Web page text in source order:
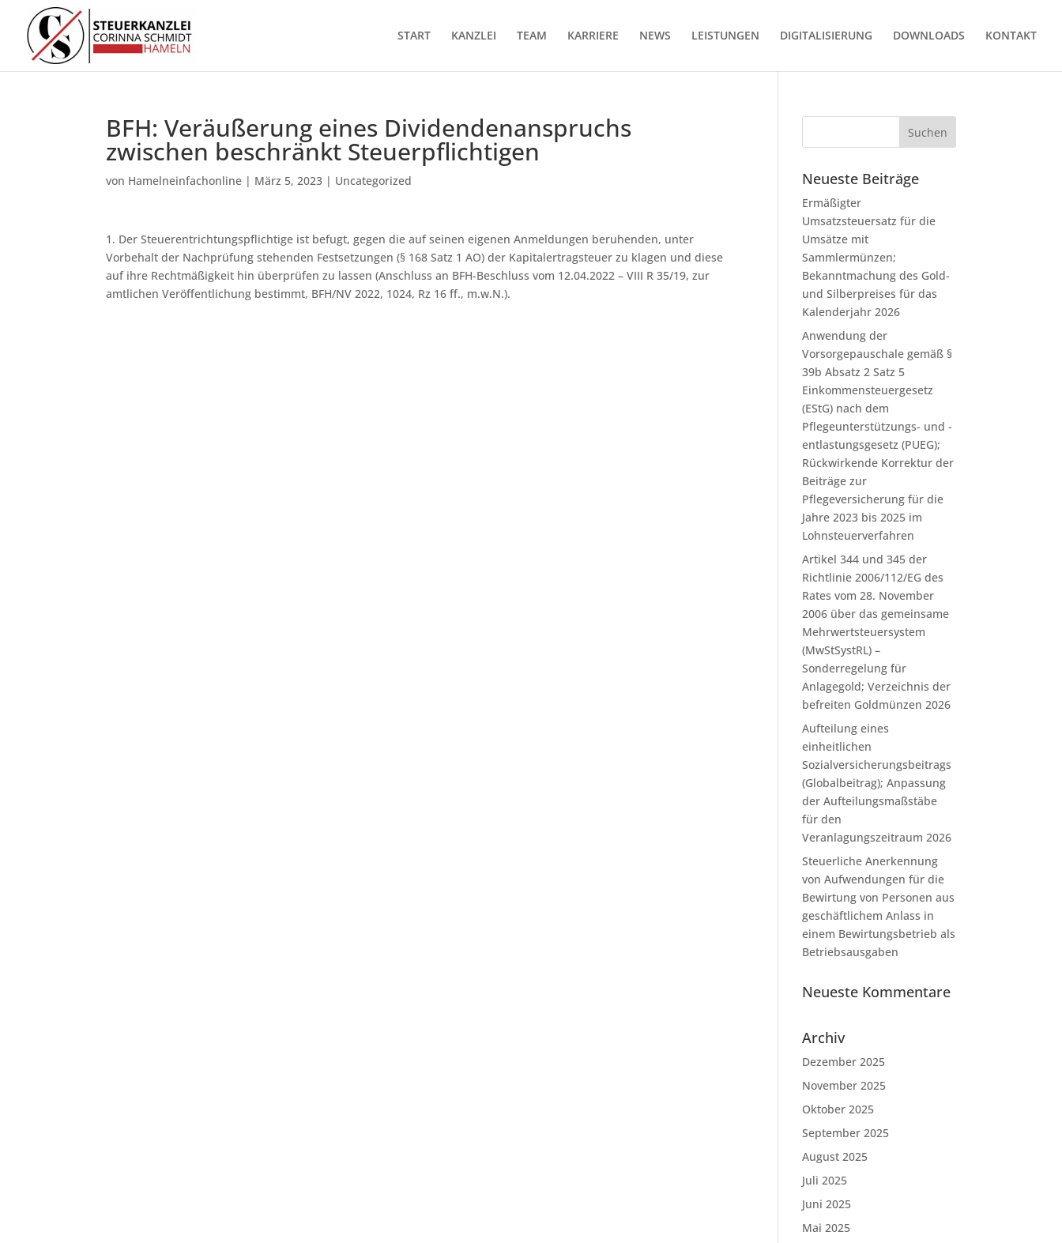
START KANZLEI TEAM KARRIERE NEWS LEISTUNGEN DIGITALISIERUNG DOWNLOADS KONTAKT
BFH: Veräußerung eines Dividendenanspruchs
zwischen beschränkt Steuerpflichtigen
von Hamelneinfachonline | März 5, 2023 | Uncategorized
1. Der Steuerentrichtungspflichtige ist befugt, gegen die auf seinen eigenen Anmeldungen beruhenden, unter
Vorbehalt der Nachprüfung stehenden Festsetzungen (§ 168 Satz 1 AO) der Kapitalertragsteuer zu klagen und diese
auf ihre Rechtmäßigkeit hin überprüfen zu lassen (Anschluss an BFH-Beschluss vom 12.04.2022 – VIII R 35/19, zur
amtlichen Veröffentlichung bestimmt, BFH/NV 2022, 1024, Rz 16 ff., m.w.N.).
Neueste Beiträge
Ermäßigter
Umsatzsteuersatz für die
Umsätze mit
Sammlermünzen;
Bekanntmachung des Gold-
und Silberpreises für das
Kalenderjahr 2026
Anwendung der
Vorsorgepauschale gemäß §
39b Absatz 2 Satz 5
Einkommensteuergesetz
(EStG) nach dem
Pflegeunterstützungs- und -
entlastungsgesetz (PUEG);
Rückwirkende Korrektur der
Beiträge zur
Pflegeversicherung für die
Jahre 2023 bis 2025 im
Lohnsteuerverfahren
Artikel 344 und 345 der
Richtlinie 2006/112/EG des
Rates vom 28. November
2006 über das gemeinsame
Mehrwertsteuersystem
(MwStSystRL) –
Sonderregelung für
Anlagegold; Verzeichnis der
befreiten Goldmünzen 2026
Aufteilung eines
einheitlichen
Sozialversicherungsbeitrags
(Globalbeitrag); Anpassung
der Aufteilungsmaßstäbe
für den
Veranlagungszeitraum 2026
Steuerliche Anerkennung
von Aufwendungen für die
Bewirtung von Personen aus
geschäftlichem Anlass in
einem Bewirtungsbetrieb als
Betriebsausgaben
Neueste Kommentare
Archiv
Dezember 2025
November 2025
Oktober 2025
September 2025
August 2025
Juli 2025
Juni 2025
Mai 2025